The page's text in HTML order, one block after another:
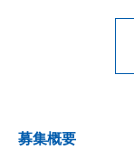
募集概要